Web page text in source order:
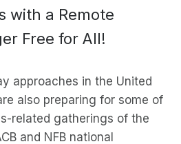
with a Remote
Free for All!
approaches in the United
also preparing for some of
related gatherings of the
and NFB national